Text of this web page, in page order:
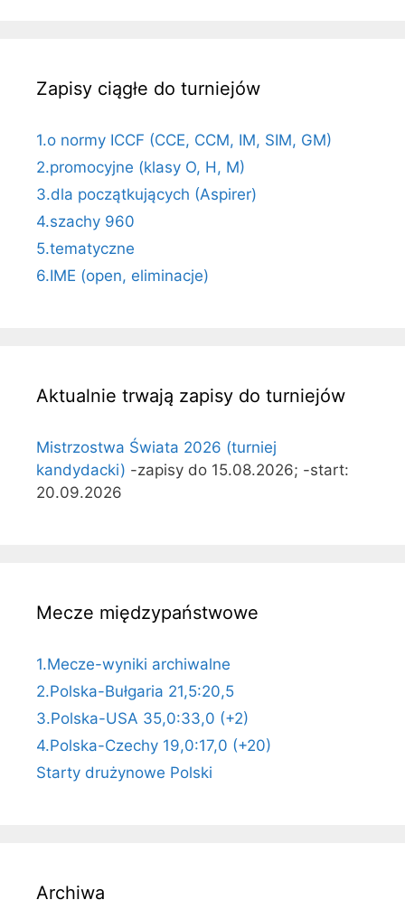
Zapisy ciągłe do turniejów
1.o normy ICCF (CCE, CCM, IM, SIM, GM)
2.promocyjne (klasy O, H, M)
3.dla początkujących (Aspirer)
4.szachy 960
5.tematyczne
6.IME (open, eliminacje)
Aktualnie trwają zapisy do turniejów
Mistrzostwa Świata 2026 (turniej
kandydacki) -zapisy do 15.08.2026; -start:
20.09.2026
Mecze międzypaństwowe
1.Mecze-wyniki archiwalne
2.Polska-Bułgaria 21,5:20,5
3.Polska-USA 35,0:33,0 (+2)
4.Polska-Czechy 19,0:17,0 (+20)
Starty drużynowe Polski
Archiwa